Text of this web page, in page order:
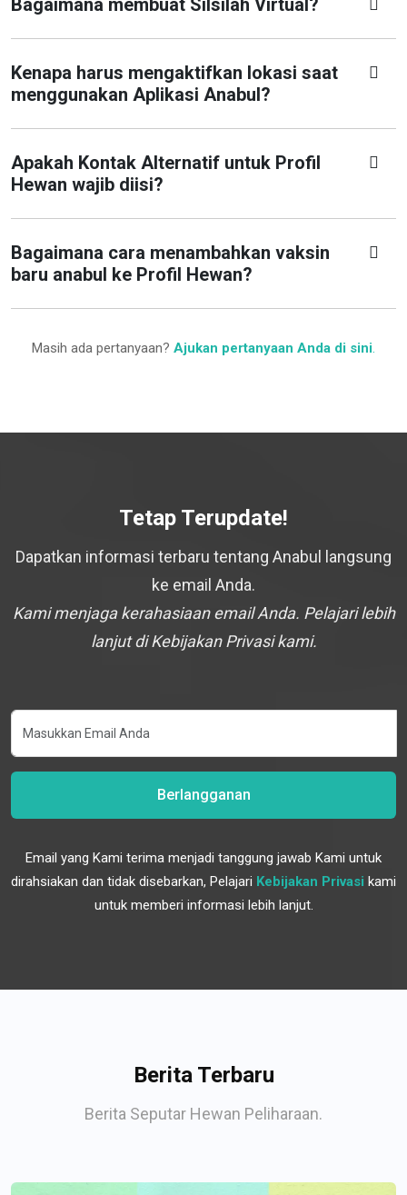
Bagaimana membuat Silsilah Virtual?
Kenapa harus mengaktifkan lokasi saat
menggunakan Aplikasi Anabul?
Apakah Kontak Alternatif untuk Profil
Hewan wajib diisi?
Bagaimana cara menambahkan vaksin
baru anabul ke Profil Hewan?
Masih ada pertanyaan? Ajukan pertanyaan Anda di sini.
Tetap Terupdate!
Dapatkan informasi terbaru tentang Anabul langsung
ke email Anda.
Kami menjaga kerahasiaan email Anda. Pelajari lebih
lanjut di Kebijakan Privasi kami.
Berlangganan
Email yang Kami terima menjadi tanggung jawab Kami untuk
dirahsiakan dan tidak disebarkan, Pelajari Kebijakan Privasi kami
untuk memberi informasi lebih lanjut.
Berita Terbaru
Berita Seputar Hewan Peliharaan.